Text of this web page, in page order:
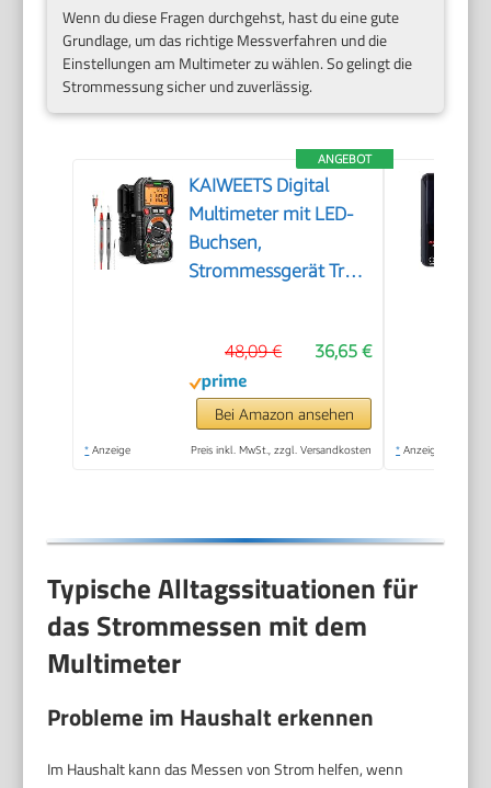
Wenn du diese Fragen durchgehst, hast du eine gute
Grundlage, um das richtige Messverfahren und die
Einstellungen am Multimeter zu wählen. So gelingt die
Strommessung sicher und zuverlässig.
ANGEBOT
KAIWEETS Digital
Multimeter mit LED-
Buchsen,
Strommessgerät True
Spannung,Kapazität,
Temperatur,
Widerstand für
Elektriker
36,65 €
48,09 €
Bei Amazon ansehen
* Anzeige Preis inkl. MwSt., zzgl. Versandkosten * Anzeige
Typische Alltagssituationen für
das Strommessen mit dem
Multimeter
Probleme im Haushalt erkennen
Im Haushalt kann das Messen von Strom helfen, wenn